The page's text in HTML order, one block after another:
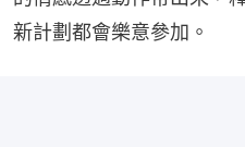
新計劃都會樂意參加。